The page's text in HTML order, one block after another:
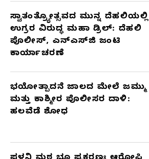
ಸ್ವಾತಂತ್ರ್ಯೋತ್ಸವದ ಮುನ್ನ ದೆಹಲಿಯಲ್ಲಿ
ಉಗ್ರರ ವಿರುದ್ಧ ಮಹಾ ಡ್ರಿಲ್: ದೆಹಲಿ
ಪೊಲೀಸ್, ಎನ್‌ಎಸ್‌ಜಿ ಜಂಟಿ
ಕಾರ್ಯಾಚರಣೆ
ಭಯೋತ್ಪಾದನೆ ಜಾಲದ ಮೇಲೆ ಜಮ್ಮು
ಮತ್ತು ಕಾಶ್ಮೀರ ಪೊಲೀಸರ ದಾಳಿ:
ಹಲವೆಡೆ ಶೋಧ